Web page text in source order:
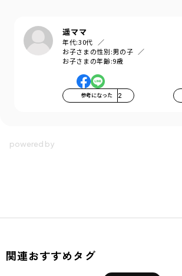
遥ママ
年代:30代
お子さまの性別:男の子
お子さまの年齢:9歳
参考になった 2
関連おすすめタグ